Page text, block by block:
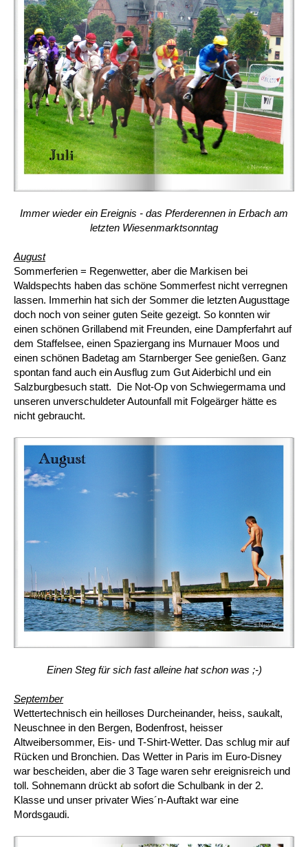
Immer wieder ein Ereignis - das Pferderennen in Erbach am
letzten Wiesenmarktsonntag
August
Sommerferien = Regenwetter, aber die Markisen bei
Waldspechts haben das schöne Sommerfest nicht verregnen
lassen. Immerhin hat sich der Sommer die letzten Augusttage
doch noch von seiner guten Seite gezeigt. So konnten wir
einen schönen Grillabend mit Freunden, eine Dampferfahrt auf
dem Staffelsee, einen Spaziergang ins Murnauer Moos und
einen schönen Badetag am Starnberger See genießen. Ganz
spontan fand auch ein Ausflug zum Gut Aiderbichl und ein
Salzburgbesuch statt. Die Not-Op von Schwiegermama und
unseren unverschuldeter Autounfall mit Folgeärger hätte es
nicht gebraucht.
Einen Steg für sich fast alleine hat schon was ;-)
September
Wettertechnisch ein heilloses Durcheinander, heiss, saukalt,
Neuschnee in den Bergen, Bodenfrost, heisser
Altweibersommer, Eis- und T-Shirt-Wetter. Das schlug mir auf
Rücken und Bronchien. Das Wetter in Paris im Euro-Disney
war bescheiden, aber die 3 Tage waren sehr ereignisreich und
toll. Sohnemann drückt ab sofort die Schulbank in der 2.
Klasse und unser privater Wies´n-Auftakt war eine
Mordsgaudi.